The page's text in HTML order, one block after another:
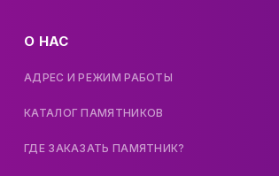
О НАС
АДРЕС И РЕЖИМ РАБОТЫ
КАТАЛОГ ПАМЯТНИКОВ
ГДЕ ЗАКАЗАТЬ ПАМЯТНИК?